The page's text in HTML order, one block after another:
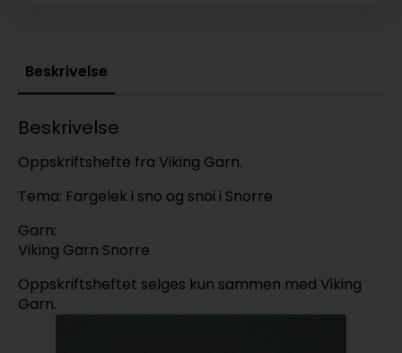
Beskrivelse
Beskrivelse
Oppskriftshefte fra Viking Garn.
Tema: Fargelek i sno og snoi i Snorre
Garn:
Viking Garn Snorre
Oppskriftsheftet selges kun sammen med Viking
Garn.